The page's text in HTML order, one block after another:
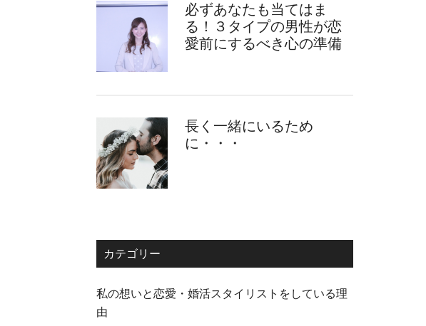
必ずあなたも当てはま
る！３タイプの男性が恋
愛前にするべき心の準備
長く一緒にいるため
に・・・
カテゴリー
私の想いと恋愛・婚活スタイリストをしている理
由